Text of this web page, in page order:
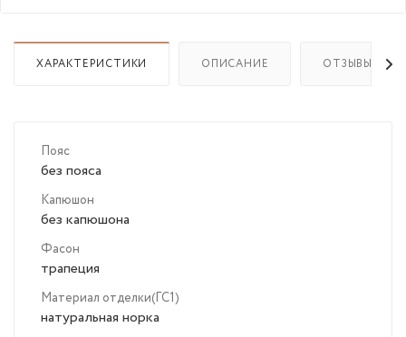
ХАРАКТЕРИСТИКИ ОПИСАНИЕ ОТЗЫВЫ
Пояс
без пояса
Капюшон
без капюшона
Фасон
трапеция
Материал отделки(ГС1)
натуральная норка